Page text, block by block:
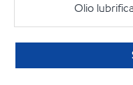
Olio